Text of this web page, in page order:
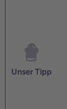
Chilipulver
Unser Tipp